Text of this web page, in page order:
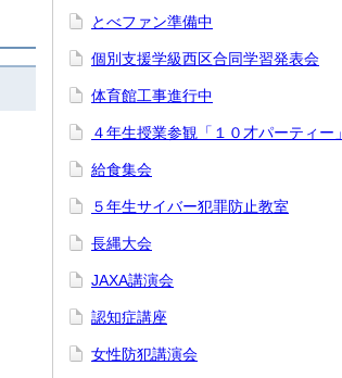
とべファン準備中
個別支援学級西区合同学習発表会
体育館工事進行中
４年生授業参観「１０才パーティー」
給食集会
５年生サイバー犯罪防止教室
長縄大会
JAXA講演会
認知症講座
女性防犯講演会